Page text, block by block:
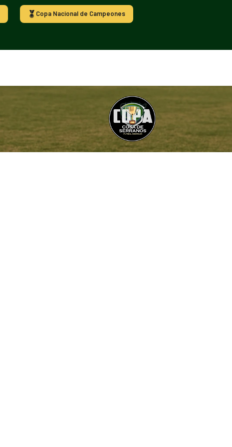
Copa Nacional de Campeones